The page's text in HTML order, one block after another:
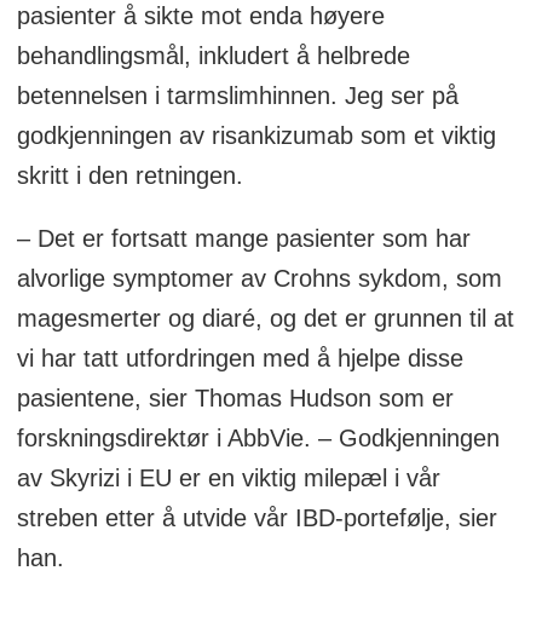
pasienter å sikte mot enda høyere
behandlingsmål, inkludert å helbrede
betennelsen i tarmslimhinnen. Jeg ser på
godkjenningen av risankizumab som et viktig
skritt i den retningen.
– Det er fortsatt mange pasienter som har
alvorlige symptomer av Crohns sykdom, som
magesmerter og diaré, og det er grunnen til at
vi har tatt utfordringen med å hjelpe disse
pasientene, sier Thomas Hudson som er
forskningsdirektør i AbbVie. – Godkjenningen
av Skyrizi i EU er en viktig milepæl i vår
streben etter å utvide vår IBD-portefølje, sier
han.